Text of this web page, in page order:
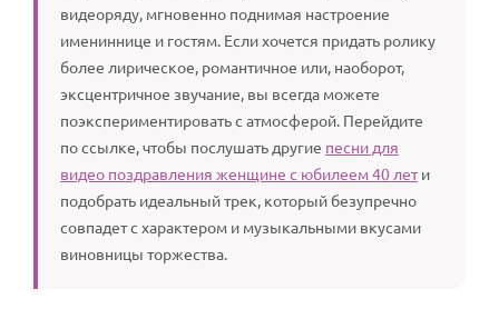
видеоряду, мгновенно поднимая настроение
имениннице и гостям. Если хочется придать ролику
более лирическое, романтичное или, наоборот,
эксцентричное звучание, вы всегда можете
поэкспериментировать с атмосферой. Перейдите
по ссылке, чтобы послушать другие песни для
видео поздравления женщине с юбилеем 40 лети
подобрать идеальный трек, который безупречно
совпадет с характером и музыкальными вкусами
виновницы торжества.